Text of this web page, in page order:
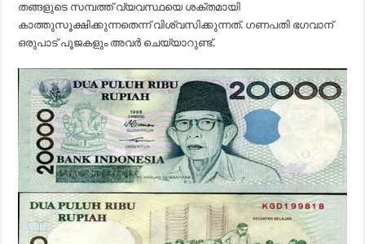
തങ്ങളുടെ സമ്പത്ത് വ്യവസ്ഥയെ ശക്തമായി
കാത്തുസൂക്ഷിക്കുന്നതെന്ന് വിശ്വസിക്കുന്നത്. ഗണപതി ഭഗവാന്
ഒരുപാട് പൂജകളും അവര്‍ ചെയ്യാറുണ്ട്.